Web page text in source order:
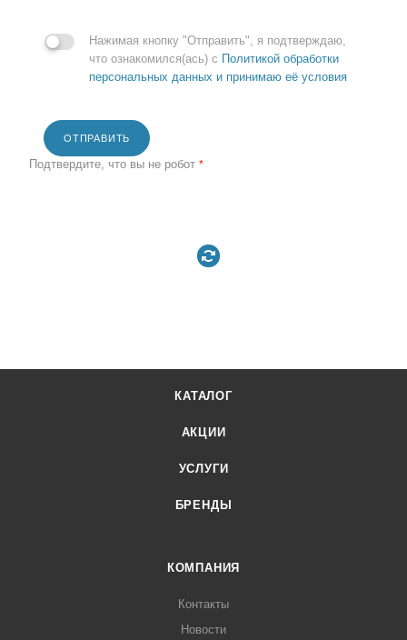
Нажимая кнопку "Отправить", я подтверждаю,
что ознакомился(ась) с Политикой обработки
персональных данных и принимаю её условия
ОТПРАВИТЬ
Подтвердите, что вы не робот *
КАТАЛОГ
АКЦИИ
УСЛУГИ
БРЕНДЫ
КОМПАНИЯ
Контакты
Новости